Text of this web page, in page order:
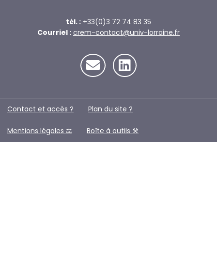
tél. : +33(0)3 72 74 83 35
Courriel : crem-contact@univ-lorraine.fr
Contact et accès ? Plan du site ?️
Mentions légales ⚖️ Boîte à outils ⚒️